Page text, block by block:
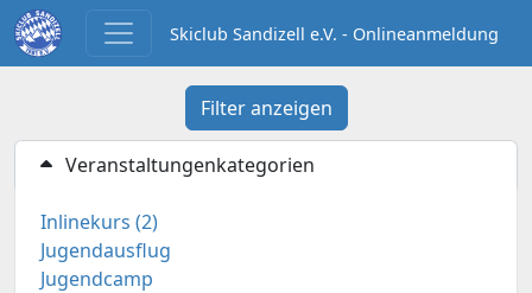
Skiclub Sandizell e.V. - Onlineanmeldung
Filter anzeigen
Veranstaltungenkategorien
Inlinekurs (2)
Jugendausflug
Jugendcamp